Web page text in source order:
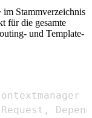
im Stammverzeichnis
für die gesamte
und Template-
Request ,